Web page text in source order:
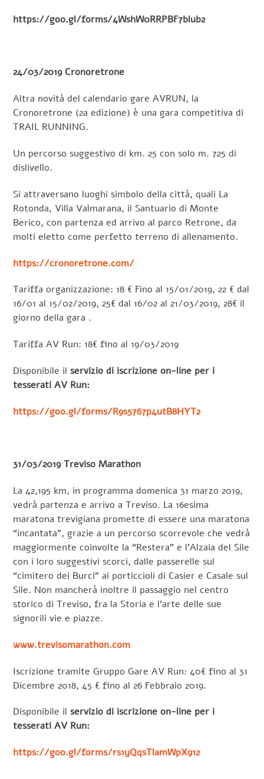
https://goo.gl/forms/4WshW0RRPBF7blub2
24/03/2019 Cronoretrone
Altra novità del calendario gare AVRUN, la
Cronoretrone (2a edizione) è una gara competitiva di
TRAIL RUNNING.
Un percorso suggestivo di km. 25 con solo m. 725 di
dislivello.
Si attraversano luoghi simbolo della città, quali La
Rotonda, Villa Valmarana, il Santuario di Monte
Berico, con partenza ed arrivo al parco Retrone, da
molti eletto come perfetto terreno di allenamento.
https://cronoretrone.com/
Tariffa organizzazione: 18 € Fino al 15/01/2019, 22 € dal
16/01 al 15/02/2019, 25€ dal 16/02 al 21/03/2019, 28€ il
giorno della gara .
Tariffa AV Run: 18€ fino al 19/03/2019
Disponibile il servizio di iscrizione on-line per i
tesserati AV Run:
https://goo.gl/forms/R9s5767p4utB8HYT2
31/03/2019 Treviso Marathon
La 42,195 km, in programma domenica 31 marzo 2019,
vedrà partenza e arrivo a Treviso. La 16esima
maratona trevigiana promette di essere una maratona
“incantata”, grazie a un percorso scorrevole che vedrà
maggiormente coinvolte la “Restera” e l’Alzaia del Sile
con i loro suggestivi scorci, dalle passerelle sul
“cimitero dei Burci” ai porticcioli di Casier e Casale sul
Sile. Non mancherà inoltre il passaggio nel centro
storico di Treviso, fra la Storia e l’arte delle sue
signorili vie e piazze.
www.trevisomarathon.com
Iscrizione tramite Gruppo Gare AV Run: 40€ fino al 31
Dicembre 2018, 45 € fino al 26 Febbraio 2019.
Disponibile il servizio di iscrizione on-line per i
tesserati AV Run:
https://goo.gl/forms/rs1yQqsTlamWpX912